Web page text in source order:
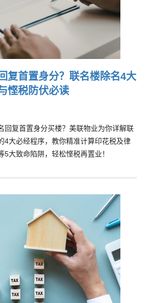
复首置身分？联名楼除名4大
悭税防伏必读
回复首置身分买楼？美联物业为你详解联
4大必经程序，教你精准计算印花税及律
5大致命陷阱，轻松悭税再置业！